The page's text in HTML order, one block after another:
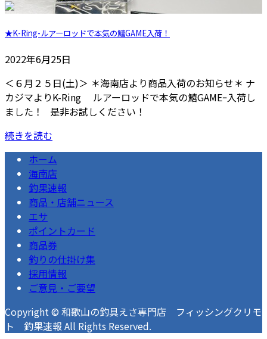
★K-Ring-ルアーロッドで本気の鱚GAME入荷！
2022年6月25日
＜６月２５日(土)＞ ＊海南店より商品入荷のお知らせ＊ ナ
カジマよりK-Ring ルアーロッドで本気の鱚GAMEｰ入荷し
ました！ 是非お試しください！
続きを読む
ホーム
海南店
釣果速報
商品・店舗ニュース
エサ
ポイントカード
商品券
釣りの仕掛け集
採用情報
ご意見・ご要望
Copyright © 和歌山の釣具えさ専門店 フィッシングクリモ
ト 釣果速報 All Rights Reserved.